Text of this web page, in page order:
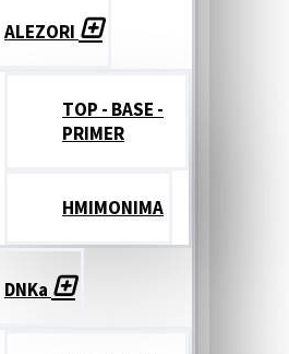
ALEZORI
TOP - BASE -
PRIMER
ΗΜΙΜΟΝΙΜΑ
DNKa